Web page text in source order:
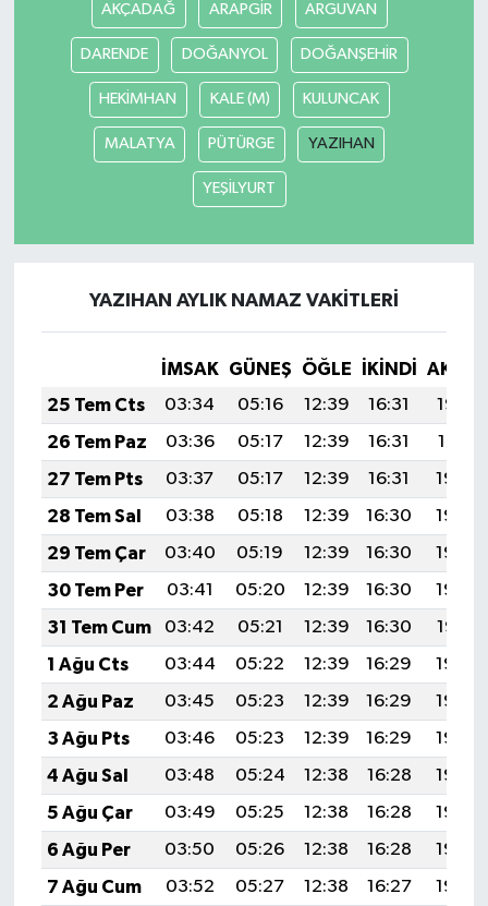
AKÇADAĞ ARAPGİR ARGUVAN
DARENDE DOĞANYOL DOĞANŞEHİR
HEKİMHAN KALE (M) KULUNCAK
MALATYA PÜTÜRGE YAZIHAN
YEŞİLYURT
YAZIHAN AYLIK NAMAZ VAKITLERI
İMSAK GÜNEŞ ÖĞLE İKINDI
25 Tem Cts
03:34 05:16 12:39 16:31
19:52
26 Tem Paz
03:36 05:17 12:39 16:31
19:51
27 Tem Pts
03:37 05:17 12:39 16:31
19:50
28 Tem Sal
03:38 05:18 12:39 16:30
19:49
29 Tem Çar
03:40 05:19 12:39 16:30
19:49
30 Tem Per
03:41 05:20 12:39 16:30
19:48
31 Tem Cum
03:42 05:21 12:39 16:30
19:47
1 Ağu Cts
03:44 05:22 12:39 16:29
19:46
2 Ağu Paz
03:45 05:23 12:39 16:29
19:45
3 Ağu Pts
03:46 05:23 12:39 16:29
19:44
4 Ağu Sal
03:48 05:24 12:38 16:28
19:43
5 Ağu Çar
03:49 05:25 12:38 16:28
19:42
6 Ağu Per
03:50 05:26 12:38 16:28
19:40
7 Ağu Cum
03:52 05:27 12:38 16:27
19:39